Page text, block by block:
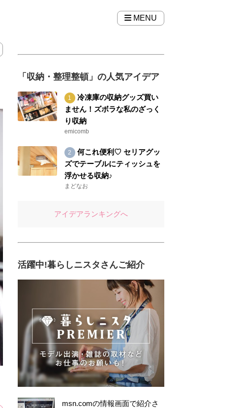
MENU
「収納・整理整頓」の人気アイデア
冷凍庫の収納グッズ買い
ません！ズボラな私のざっく
り収納
emicomb
何これ便利♡ セリアグッ
ズでテーブルにティッシュを
浮かせる収納♪
まどなお
アイデアランキングへ
活躍中!暮らしニスタさんご紹介
msn.comの情報画面で紹介さ